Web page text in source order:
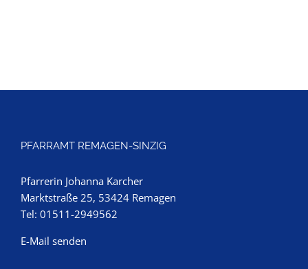
PFARRAMT REMAGEN-SINZIG
Pfarrerin Johanna Karcher
Marktstraße 25, 53424 Remagen
Tel: 01511-2949562
E-Mail senden